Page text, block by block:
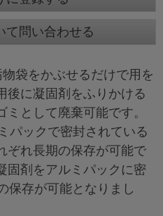
て問い合わせる
袋をかぶせるだけで用を
後に凝固剤をふりかける
として廃棄可能です。
パックで密封されている
ぞれ長期の保存が可能で
固剤をアルミパックに密
保存が可能となりまし